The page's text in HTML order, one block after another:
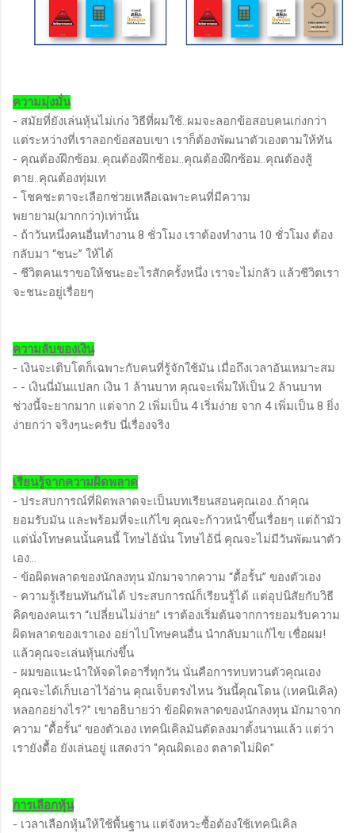
ความมุ่งมั่น
- สมัยที่ยังเล่นหุ้นไม่เก่ง วิธีที่ผมใช้..ผมจะลอกข้อสอบคนเก่งกว่า
แต่ระหว่างที่เราลอกข้อสอบเขา เราก็ต้องพัฒนาตัวเองตามให้ทัน
- คุณต้องฝึกซ้อม..คุณต้องฝึกซ้อม..คุณต้องฝึกซ้อม..คุณต้องสู้
ตาย..คุณต้องทุ่มเท
- โชคชะตาจะเลือกช่วยเหลือเฉพาะคนที่มีความ
พยายาม(มากกว่า)เท่านั้น
- ถ้าวันหนึ่งคนอื่นทำงาน 8 ชั่วโมง เราต้องทำงาน 10 ชั่วโมง ต้อง
กลับมา “ชนะ” ให้ได้
- ชีวิตคนเราขอให้ชนะอะไรสักครั้งหนึ่ง เราจะไม่กลัว แล้วชีวิตเรา
จะชนะอยู่เรื่อยๆ
ความลับของเงิน
- เงินจะเติบโตก็เฉพาะกับคนที่รู้จักใช้มัน เมื่อถึงเวลาอันเหมาะสม
- - เงินนี่มันแปลก เงิน 1 ล้านบาท คุณจะเพิ่มให้เป็น 2 ล้านบาท
ช่วงนี้จะยากมาก แต่จาก 2 เพิ่มเป็น 4 เริ่มง่าย จาก 4 เพิ่มเป็น 8 ยิ่ง
ง่ายกว่า จริงๆนะครับ นี่เรื่องจริง
เรียนรู้จากความผิดพลาด
- ประสบการณ์ที่ผิดพลาดจะเป็นบทเรียนสอนคุณเอง..ถ้าคุณ
ยอมรับมัน และพร้อมที่จะแก้ไข คุณจะก้าวหน้าขึ้นเรื่อยๆ แต่ถ้ามัว
แต่นั่งโทษคนนั้นคนนี้ โทษไอ้นั่น โทษไอ้นี่ คุณจะไม่มีวันพัฒนาตัว
เอง…
- ข้อผิดพลาดของนักลงทุน มักมาจากความ “ดื้อรั้น” ของตัวเอง
- ความรู้เรียนทันกันได้ ประสบการณ์ก็เรียนรู้ได้ แต่อุปนิสัยกับวิธี
คิดของคนเรา “เปลี่ยนไม่ง่าย” เราต้องเริ่มต้นจากการยอมรับความ
ผิดพลาดของเราเอง อย่าไปโทษคนอื่น นำกลับมาแก้ไข เชื่อผม!
แล้วคุณจะเล่นหุ้นเก่งขึ้น
- ผมขอแนะนำให้จดไดอารี่ทุกวัน นั่นคือการทบทวนตัวคุณเอง
คุณจะได้เก็บเอาไว้อ่าน คุณเจ็บตรงไหน วันนี้คุณโดน (เทคนิเคิล)
หลอกอย่างไร?" เขาอธิบายว่า ข้อผิดพลาดของนักลงทุน มักมาจาก
ความ "ดื้อรั้น" ของตัวเอง เทคนิเคิลมันตัดลงมาตั้งนานแล้ว แต่ว่า
เรายังดื้อ ยังเล่นอยู่ แสดงว่า "คุณผิดเอง ตลาดไม่ผิด"
การเลือกหุ้น
- เวลาเลือกหุ้นให้ใช้พื้นฐาน แต่จังหวะซื้อต้องใช้เทคนิเคิล